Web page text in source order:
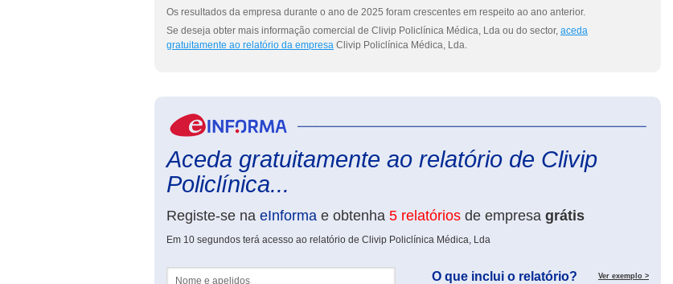
Os resultados da empresa durante o ano de 2025 foram crescentes em respeito ao ano anterior.
Se deseja obter mais informação comercial de Clivip Policlínica Médica, Lda ou do sector, aceda
gratuitamente ao relatório da empresa Clivip Policlínica Médica, Lda.
Aceda gratuitamente ao relatório de Clivip
Policlínica...
Registe-se na eInforma e obtenha 5 relatórios de empresa grátis
Em 10 segundos terá acesso ao relatório de Clivip Policlínica Médica, Lda
O que inclui o relatório? Ver exemplo >